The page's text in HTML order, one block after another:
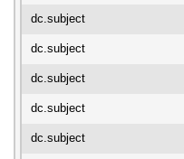
dc.subject
dc.subject
dc.subject
dc.subject
dc.subject